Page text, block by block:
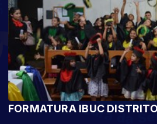
FORMATURA IBUC